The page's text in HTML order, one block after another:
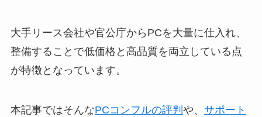
大手リース会社や官公庁からPCを大量に仕入れ、
整備することで低価格と高品質を両立している点
が特徴となっています。
本記事ではそんなPCコンフルの評判 や、 サポート